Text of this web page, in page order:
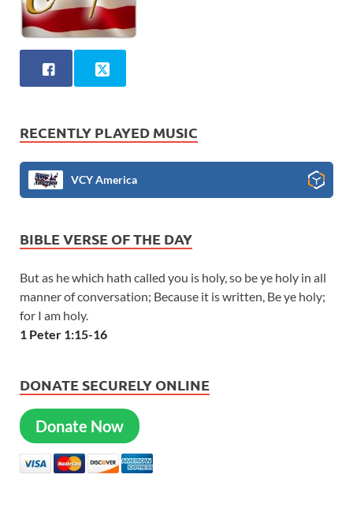
RECENTLY PLAYED MUSIC
VCY America
BIBLE VERSE OF THE DAY
But as he which hath called you is holy, so be ye holy in all
manner of conversation; Because it is written, Be ye holy;
for I am holy.
1 Peter 1:15-16
DONATE SECURELY ONLINE
Donate Now